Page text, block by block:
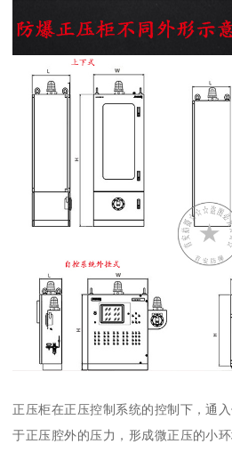
正压柜在正压控制系统的控制下，通
于正压腔外的压力，形成微正压的小